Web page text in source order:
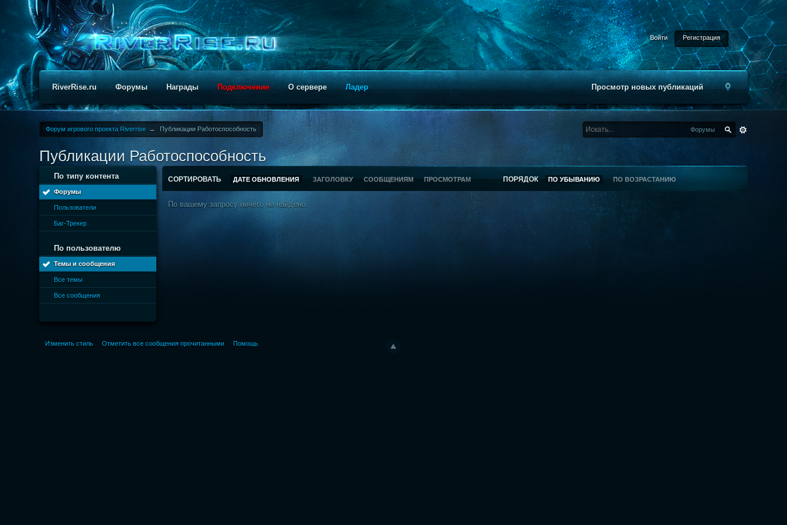
Войти Регистрация
Просмотр новых публикаций
RiverRise.ru Форумы Награды Подключение О сервере Ладер
Форум игрового проекта Riverrise → Публикации Работоспособность Форумы
Публикации Работоспособность
По типу контента
Форумы
Пользователи
Баг-Трекер
По пользователю
Темы и сообщения
Все темы
Все сообщения
СОРТИРОВАТЬ ДАТЕ ОБНОВЛЕНИЯ ЗАГОЛОВКУ СООБЩЕНИЯМ ПРОСМОТРАМ ПОРЯДОК ПО УБЫВАНИЮ ПО ВОЗРАСТАНИЮ
По вашему запросу ничего не найдено.
Изменить стиль Отметить все сообщения прочитанными Помощь